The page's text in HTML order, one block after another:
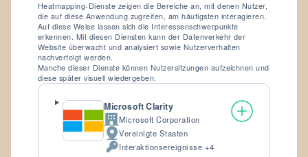
Heatmapping-Dienste zeigen die Bereiche an, mit denen Nutzer,
die auf diese Anwendung zugreifen, am häufigsten interagieren.
Auf diese Weise lassen sich die Interessenschwerpunkte
erkennen. Mit diesen Diensten kann der Datenverkehr der
Website überwacht und analysiert sowie Nutzerverhalten
nachverfolgt werden.
Manche dieser Dienste können Nutzersitzungen aufzeichnen und
diese später visuell wiedergeben.
Microsoft Clarity
Firma:Microsoft Corporation
Verarbeitungsort:
Vereinigte Staaten
Verarbeitete
Interaktionsereignisse +4